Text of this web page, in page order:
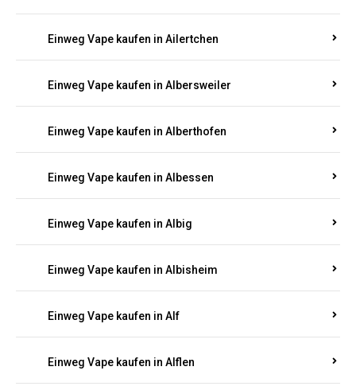
Einweg Vape kaufen in Ailertchen
Einweg Vape kaufen in Albersweiler
Einweg Vape kaufen in Alberthofen
Einweg Vape kaufen in Albessen
Einweg Vape kaufen in Albig
Einweg Vape kaufen in Albisheim
Einweg Vape kaufen in Alf
Einweg Vape kaufen in Alflen